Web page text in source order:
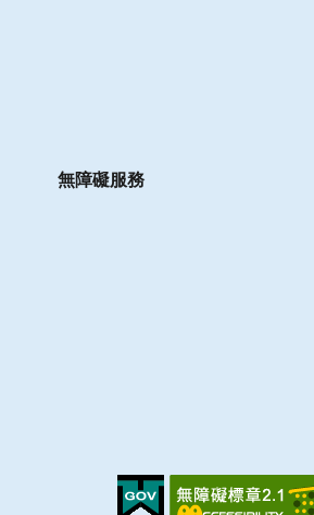
無障礙服務